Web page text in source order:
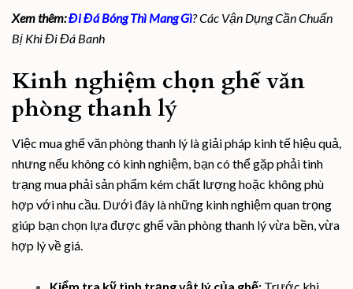
Xem thêm:Đi Đá Bóng Thì Mang Gì? Các Vận Dụng Cần Chuẩn
Bị Khi Đi Đá Banh
Kinh nghiệm chọn ghế văn
phòng thanh lý
Việc mua ghế văn phòng thanh lý là giải pháp kinh tế hiệu quả,
nhưng nếu không có kinh nghiệm, bạn có thể gặp phải tình
trạng mua phải sản phẩm kém chất lượng hoặc không phù
hợp với nhu cầu. Dưới đây là những kinh nghiệm quan trọng
giúp bạn chọn lựa được ghế văn phòng thanh lý vừa bền, vừa
hợp lý về giá.